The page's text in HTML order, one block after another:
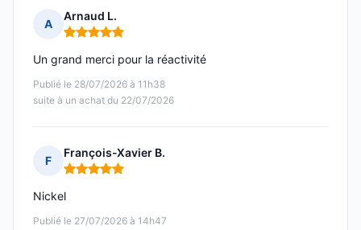
A
Arnaud L.
Note : 5 sur 5
Publié le 28/07/2026 à 11h38
suite à un achat du 22/07/2026
Un grand merci pour la réactivité
F
François-Xavier B.
Note : 5 sur 5
Publié le 27/07/2026 à 14h47
Nickel